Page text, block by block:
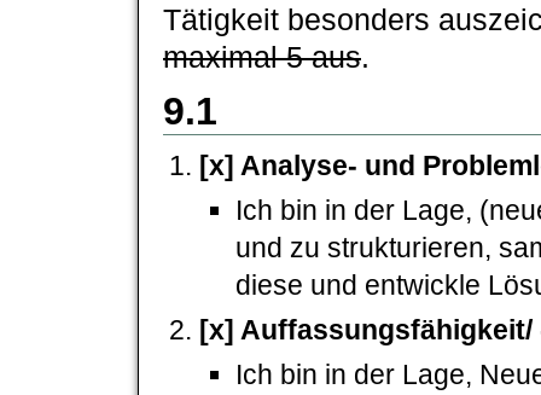
Tätigkeit besonders
maximal 5 aus.
9.1
[x] Analyse- und
Ich bin in der Lage,
und zu strukturieren,
diese und entwickle
[x] Auffassungsfähigkeit/
Ich bin in der Lage,